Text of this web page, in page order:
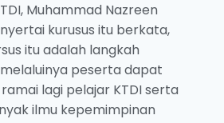
Muhammad Nazreen
kurusus itu berkata,
itu adalah langkah
peserta dapat
lagi pelajar KTDI serta
ilmu kepemimpinan